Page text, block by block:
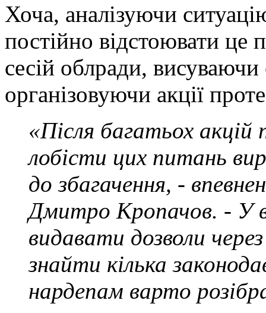
Хоча, аналізуючи
постійно відстоювати це
сесій облради, висуваючи
організовуючи акції
«Після багатьох
лобісти цих питань
до збагачення, -
Дмитро Кропачов. - У
видавати дозволи
знайти кілька
нардепам варто